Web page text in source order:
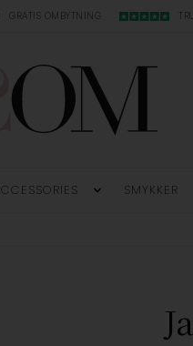
GRATIS OMBYTNING
SMYKKER